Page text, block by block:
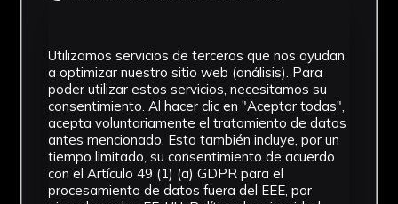
1996
Ubicación
Laboratorio de Investigación
Patrimonio Cultural
Dimensiones
Utilizamos servicios de terceros que nos ayudan
a optimizar nuestro sitio web (análisis). Para
poder utilizar estos servicios, necesitamos su
consentimiento. Al hacer clic en "Aceptar todas",
acepta voluntariamente el tratamiento de datos
antes mencionado. Esto también incluye, por un
tiempo limitado, su consentimiento de acuerdo
con el Artículo 49 (1) (a) GDPR para el
procesamiento de datos fuera del EEE, por